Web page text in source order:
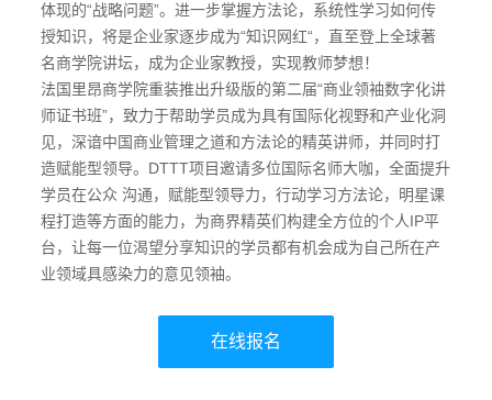
体现的“战略问题”。进一步掌握方法论，系统性学习如何传
授知识，将是企业家逐步成为“知识网红“，直至登上全球著
名商学院讲坛，成为企业家教授，实现教师梦想！
法国里昂商学院重装推出升级版的第二届“商业领袖数字化讲
师证书班”，致力于帮助学员成为具有国际化视野和产业化洞
见，深谙中国商业管理之道和方法论的精英讲师，并同时打
造赋能型领导。DTTT项目邀请多位国际名师大咖，全面提升
学员在公众 沟通，赋能型领导力，行动学习方法论，明星课
程打造等方面的能力，为商界精英们构建全方位的个人IP平
台，让每一位渴望分享知识的学员都有机会成为自己所在产
业领域具感染力的意见领袖。
在线报名